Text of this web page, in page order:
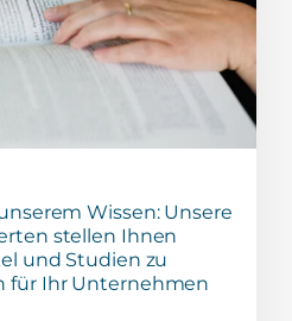
Wissen: Unsere
stellen Ihnen
und Studien zu
für Ihr Unternehmen